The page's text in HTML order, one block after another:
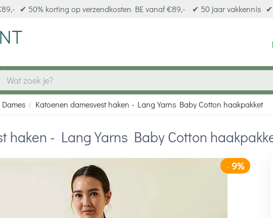
✔ 50% korting op verzendkosten BE vanaf €89,- ✔ 50 jaar vakkennis ✔
Dames / Katoenen damesvest haken - Lang Yarns Baby Cotton haakpakket
haken - Lang Yarns Baby Cotton
- 9%